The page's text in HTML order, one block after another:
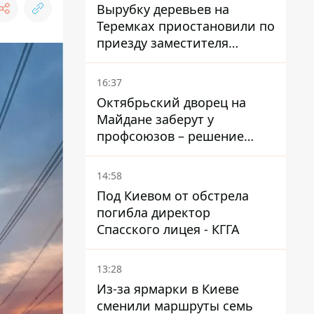
Вырубку деревьев на
Теремках приостановили по
приезду заместителя
Кличко - начался диалог
16:37
Октябрьский дворец на
Майдане заберут у
профсоюзов – решение
Хозяйственного суда
14:58
Под Киевом от обстрела
погибла директор
Спасского лицея - КГГА
13:28
Из-за ярмарки в Киеве
сменили маршруты семь